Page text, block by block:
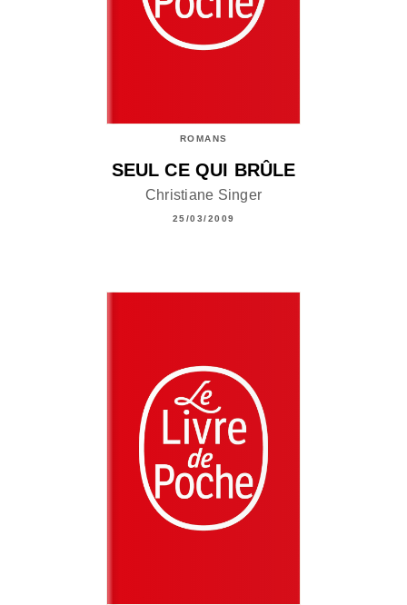
ROMANS
SEUL CE QUI BRÛLE
Christiane Singer
25/03/2009